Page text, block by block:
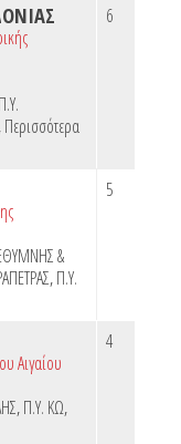
Π.Υ.
,Περισσότερα
6
&
,Π.Υ.
5
Αιγαίου
,Π.Υ. ΚΩ,
4